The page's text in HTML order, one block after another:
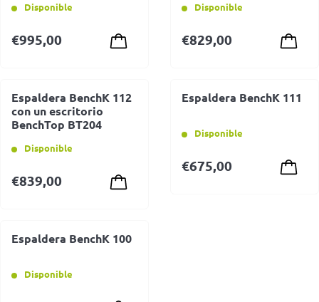
Disponible
€995,00
Disponible
€829,00
Espaldera BenchK 112
con un escritorio
BenchTop BT204
Disponible
€839,00
Espaldera BenchK 111
Disponible
€675,00
Espaldera BenchK 100
Disponible